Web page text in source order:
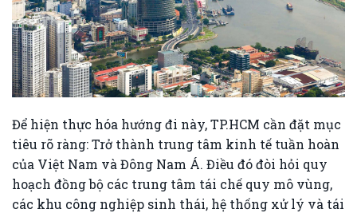
Để hiện thực hóa hướng đi này, TP.HCM cần đặt mục
tiêu rõ ràng: Trở thành trung tâm kinh tế tuần hoàn
của Việt Nam và Đông Nam Á. Điều đó đòi hỏi quy
hoạch đồng bộ các trung tâm tái chế quy mô vùng,
các khu công nghiệp sinh thái, hệ thống xử lý và tái